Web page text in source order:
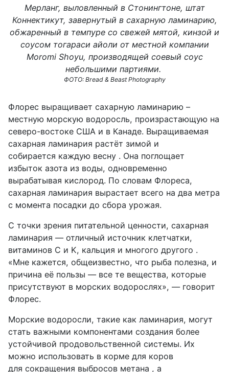
Мерланг, выловленный в Стонингтоне, штат
Коннектикут, завернутый в сахарную ламинарию,
обжаренный в темпуре со свежей мятой, кинзой и
соусом тогараси айоли от местной компании
Moromi Shoyu, производящей соевый соус
небольшими партиями.
ФОТО: Bread & Beast Photography
Флорес выращивает сахарную ламинарию –
местную морскую водоросль, произрастающую на
северо-востоке США и в Канаде. Выращиваемая
сахарная ламинария растёт зимой и
собирается каждую весну . Она поглощает
избыток азота из воды, одновременно
вырабатывая кислород. По словам Флореса,
сахарная ламинария вырастает всего на два метра
с момента посадки до сбора урожая.
С точки зрения питательной ценности, сахарная
ламинария — отличный источник клетчатки,
витаминов C и K, кальция и многого другого .
«Мне кажется, общеизвестно, что рыба полезна, и
причина её пользы — все те вещества, которые
присутствуют в морских водорослях», — говорит
Флорес.
Морские водоросли, такие как ламинария, могут
стать важными компонентами создания более
устойчивой продовольственной системы. Их
можно использовать в корме для коров
для сокращения выбросов метана , а